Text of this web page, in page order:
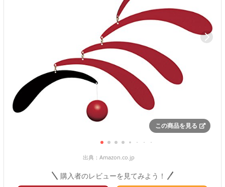
この商品を見る
出典： Amazon.co.jp
購入者のレビューを見てみよう！